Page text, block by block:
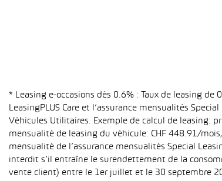
* Leasing e-occasions dès 0.6% : Taux de leasing de
LeasingPLUS Care et l’assurance mensualités
Véhicules Utilitaires. Exemple de calcul de leasing:
mensualité de leasing du véhicule: CHF 448.91/
mensualité de l’assurance mensualités Special
interdit s’il entraîne le surendettement de la
vente client) entre le 1er juillet et le 30 septembre